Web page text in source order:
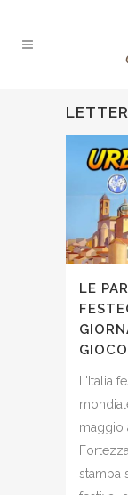
LE
GIOCO
L'Italia
maggio
stampa